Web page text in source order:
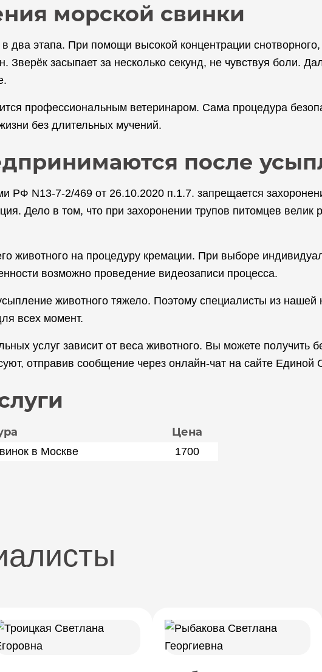
морской свинки
два этапа. При помощи высокой концентрации
Зверёк засыпает за несколько секунд, не чувствуя боли.
профессиональным ветеринаром. Сама процедура
без длительных мучений.
после
РФ N13-7-2/469 от 26.10.2020 п.1.7. запрещается
Дело в том, что при захоронении трупов питомцев велик
животного на процедуру кремации. При выборе
возможно проведение видеозаписи процесса.
животного тяжело. Поэтому специалисты из
всех момент.
услуг зависит от веса животного. Вы можете получить
отправив сообщение через онлайн-чат на сайте
Цена
в Москве 1700